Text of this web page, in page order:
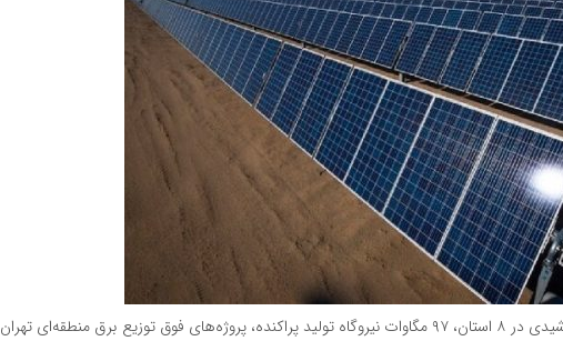
در همین راستا، ۱۵۰ مگاوات نیروگاه خورشیدی در ۸ استان، ۹۷ مگاوات نیروگاه تولید پراکنده، پروژه‌های فوق توزیع برق منطقه‌ای تهران